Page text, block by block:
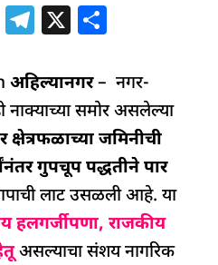
T T
e
g
ra
m
X
ar
e
अहिल्यानगर– नगर-
नाक्याच्या समोर असलेल्या
जमिनीची
गुपचूप पद्धतीने पार
लाट उसळली आहे. या
हलगर्जीपणा, राजकीय
असल्याचा संशय नागरिक